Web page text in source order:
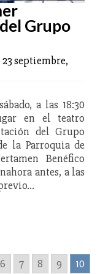
Grupo
23 septiembre,
a las 18:30
en el teatro
del Grupo
la Parroquia de
Benéfico
antes, a las
6 7 8 9 10